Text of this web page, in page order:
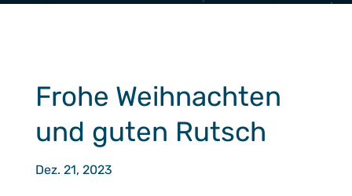
Frohe Weihnachten
und guten Rutsch
Dez. 21, 2023